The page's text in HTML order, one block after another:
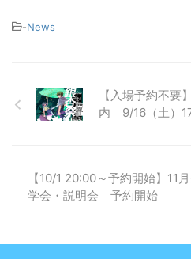
-News
【入場予約不要
内 9/16（土）17
【10/1 20:00～予約開始】11
学会・説明会 予約開始